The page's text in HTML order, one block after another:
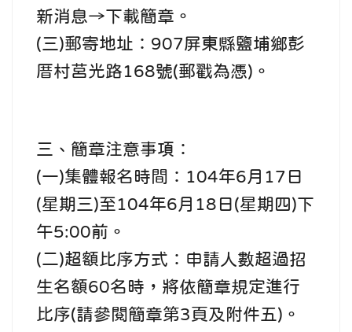
新消息→下載簡章。
(三)郵寄地址：907屏東縣鹽埔鄉彭
厝村莒光路168號(郵戳為憑)。
三、簡章注意事項：
(一)集體報名時間：104年6月17日
(星期三)至104年6月18日(星期四)下
午5:00前。
(二)超額比序方式：申請人數超過招
生名額60名時，將依簡章規定進行
比序(請參閱簡章第3頁及附件五)。